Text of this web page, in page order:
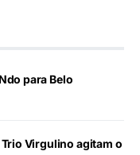
para Belo
Virgulino agitam o